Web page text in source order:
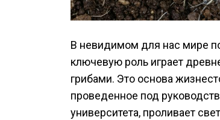
В невидимом для нас мире
ключевую роль играет
грибами. Это основа
проведенное под
университета, проливает